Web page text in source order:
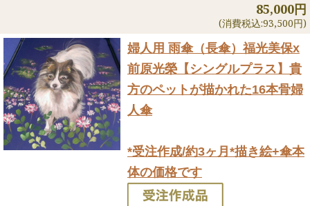
85,000円
(消費税込:93,500円)
婦人用 雨傘（長傘） 福光美保x
前原光榮【シングルプラス】貴
方のペットが描かれた16本骨婦
人傘
*受注作成/約3ヶ月*描き絵+傘本
体の価格です